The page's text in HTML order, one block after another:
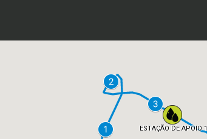
ESTAÇÃO DE APOIO 1